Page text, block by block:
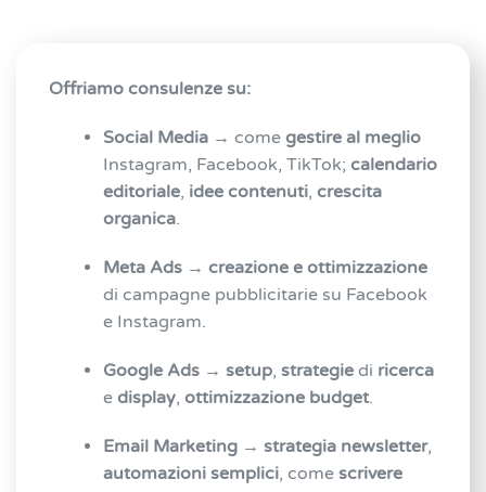
Offriamo consulenze su:
Social Media → come gestire al meglio
Instagram, Facebook, TikTok; calendario
editoriale, idee contenuti, crescita
organica.
Meta Ads → creazione e ottimizzazione
di campagne pubblicitarie su Facebook
e Instagram.
Google Ads → setup, strategie di ricerca
e display, ottimizzazione budget.
Email Marketing → strategia newsletter,
automazioni semplici, come scrivere